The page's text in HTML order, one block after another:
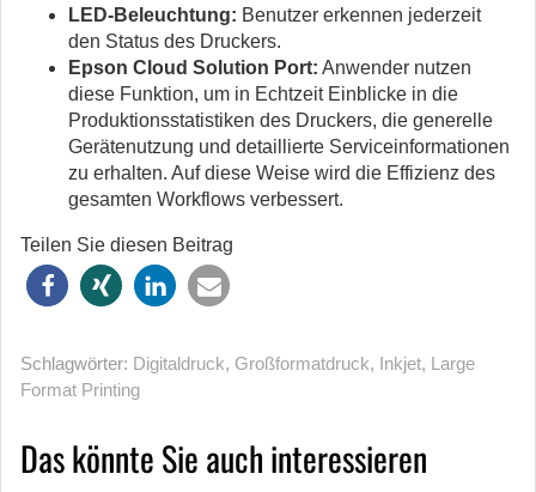
LED-Beleuchtung: Benutzer erkennen jederzeit
den Status des Druckers.
Epson Cloud Solution Port: Anwender nutzen
diese Funktion, um in Echtzeit Einblicke in die
Produktionsstatistiken des Druckers, die generelle
Gerätenutzung und detaillierte Serviceinformationen
zu erhalten. Auf diese Weise wird die Effizienz des
gesamten Workflows verbessert.
Teilen Sie diesen Beitrag
Schlagwörter: Digitaldruck, Großformatdruck, Inkjet, Large
Format Printing
Das könnte Sie auch interessieren